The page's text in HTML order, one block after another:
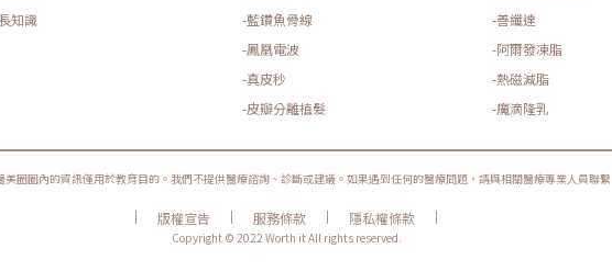
知識
-藍鑽魚骨線
-善纖達
-鳳凰電波
-阿爾發凍脂
-真皮秒
-熱磁減脂
-皮瓣分離植髮
-魔滴隆乳
美圈圈內的資訊僅用於教育目的。我們不提供醫療諮詢、診斷或建議。如果遇到任何的醫療問題，請與相關醫療專業人員聯繫
| 版權宣告 | 服務條款 | 隱私權條款
|
Copyright © 2022 Worth it All rights reserved.